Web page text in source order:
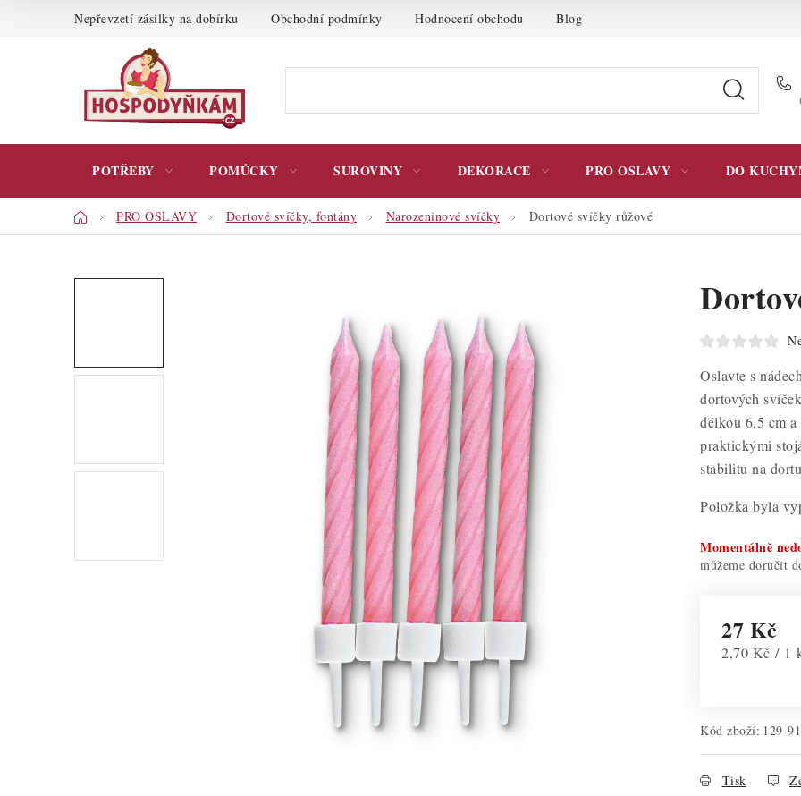
Nepřevzetí zásilky na dobírku Obchodní podmínky Hodnocení obchodu Blog
POTŘEBY POMŮCKY SUROVINY DEKORACE PRO OSLAVY DO
DomůPRO OSLAVY Dortové svíčky, fontány Narozeninové svíčky Dortové svíčky růžové
Oslavte s
dortových
délkou 6,5 cm
praktickými
stabilitu na
Položka byla
Momentálně
27 Kč
Měrná cena:
2,70 Kč / 1
Kód zboží: 129-
Tisk